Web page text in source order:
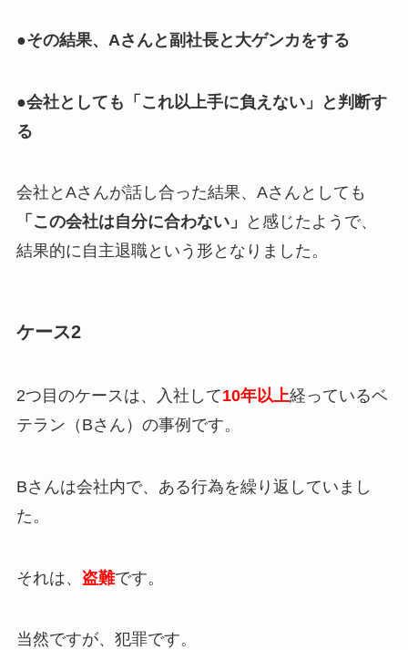
●その結果、Aさんと副社長と大ゲンカをする
●会社としても「これ以上手に負えない」と判断す
る
会社とAさんが話し合った結果、Aさんとしても
「この会社は自分に合わない」
と感じたようで、
結果的に自主退職という形となりました。
ケース2
2つ目のケースは、入社して10年以上経っているベ
テラン（Bさん）の事例です。
Bさんは会社内で、ある行為を繰り返していまし
た。
それは、 盗難です。
当然ですが、犯罪です。